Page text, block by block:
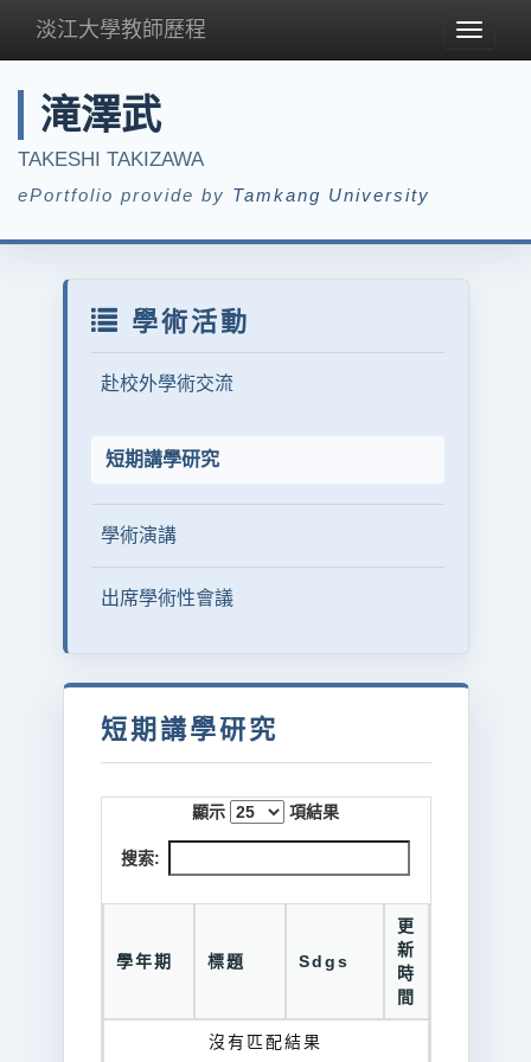
Toggle
淡江大學教師歷程
滝澤武
TAKESHI TAKIZAWA
ePortfolio provide by Tamkang University
學術活動
赴校外學術交流
短期講學研究
學術演講
出席學術性會議
短期講學研究
顯示 項結果
搜索:
學年期 標題 Sdgs
更
新
時
間
沒有匹配結果